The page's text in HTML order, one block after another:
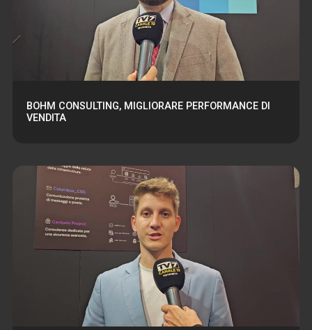
BOHM CONSULTING, MIGLIORARE PERFORMANCE DI
VENDITA